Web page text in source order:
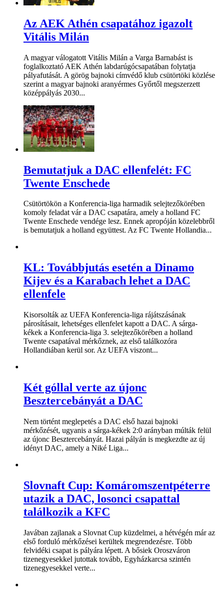
Az AEK Athén csapatához igazolt
Vitális Milán
A magyar válogatott Vitális Milán a Varga Barnabást is
foglalkoztató AEK Athén labdarúgócsapatában folytatja
pályafutását. A görög bajnoki címvédő klub csütörtöki közlése
szerint a magyar bajnoki aranyérmes Győrtől megszerzett
középpályás 2030...
Bemutatjuk a DAC ellenfelét: FC
Twente Enschede
Csütörtökön a Konferencia-liga harmadik selejtezőkörében
komoly feladat vár a DAC csapatára, amely a holland FC
Twente Enschede vendége lesz. Ennek apropóján közelebbről
is bemutatjuk a holland együttest. Az FC Twente Hollandia...
KL: Továbbjutás esetén a Dinamo
Kijev és a Karabach lehet a DAC
ellenfele
Kisorsolták az UEFA Konferencia-liga rájátszásának
párosításait, lehetséges ellenfelet kapott a DAC. A sárga-
kékek a Konferencia-liga 3. selejtezőkörében a holland
Twente csapatával mérkőznek, az első találkozóra
Hollandiában kerül sor. Az UEFA viszont...
Két góllal verte az újonc
Besztercebányát a DAC
Nem történt meglepetés a DAC első hazai bajnoki
mérkőzését, ugyanis a sárga-kékek 2:0 arányban múlták felül
az újonc Besztercebányát. Hazai pályán is megkezdte az új
idényt DAC, amely a Niké Liga...
Slovnaft Cup: Komáromszentpéterre
utazik a DAC, losonci csapattal
találkozik a KFC
Javában zajlanak a Slovnat Cup küzdelmei, a hétvégén már az
első forduló mérkőzései kerültek megrendezésre. Több
felvidéki csapat is pályára lépett. A bősiek Oroszváron
tizenegyesekkel jutottak tovább, Egyházkarcsa szintén
tizenegyesekkel verte...